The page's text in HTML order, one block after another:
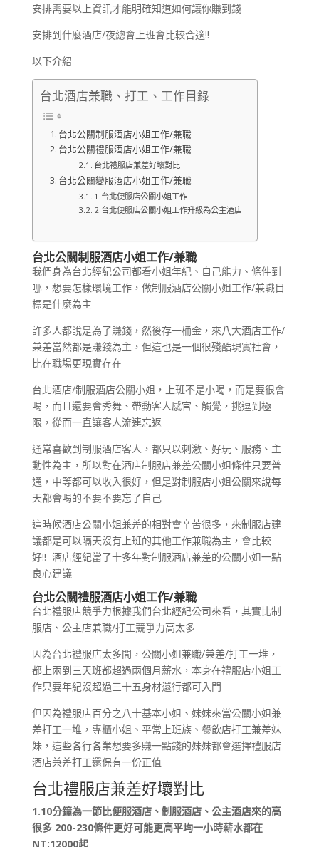
安排需要以上資訊才能明確知道如何讓你賺到錢
安排到什麼酒店/夜總會上班會比較合適!!
以下介紹
台北酒店兼職、打工、工作目錄
台北公關制服酒店小姐工作/兼職
台北公關禮服酒店小姐工作/兼職
台北禮服店兼差好壞對比
台北公關變服酒店小姐工作/兼職
1.台北便服店公關小姐工作
2.台北便服店公關小姐工作升級為公主酒店
台北公關制服酒店小姐工作/兼職
我們身為台北經紀公司都看小姐年紀、自己能力、條件到
哪，想要怎樣環境工作，做制服酒店公關小姐工作/兼職目
標是什麼為主
許多人都說是為了賺錢，然後存一桶金，來八大酒店工作/
兼差當然都是賺錢為主，但這也是一個很殘酷現實社會，
比在職場更現實存在
台北酒店/制服酒店公關小姐，上班不是小喝，而是要很會
喝，而且還要會秀舞、帶動客人感官、觸覺，挑逗到極
限，從而一直讓客人流連忘返
通常喜歡到制服酒店客人，都只以刺激、好玩、服務、主
動性為主，所以對在酒店制服店兼差公關小姐條件只要普
通，中等都可以收入很好，但是對制服店小姐公關來說每
天都會喝的不要不要忘了自己
這時候酒店公關小姐兼差的相對會辛苦很多，來制服店建
議都是可以隔天沒有上班的其他工作兼職為主，會比較
好!! 酒店經紀當了十多年對制服酒店兼差的公關小姐一點
良心建議
台北公關禮服酒店小姐工作/兼職
台北禮服店競爭力根據我們台北經紀公司來看，其實比制
服店、公主店兼職/打工競爭力高太多
因為台北禮服店太多間，公關小姐兼職/兼差/打工一堆，
都上兩到三天班都超過兩個月薪水，本身在禮服店小姐工
作只要年紀沒超過三十五身材還行都可入門
但因為禮服店百分之八十基本小姐、妹妹來當公關小姐兼
差打工一堆，專櫃小姐、平常上班族、餐飲店打工兼差妹
妹，這些各行各業想要多賺一點錢的妹妹都會選擇禮服店
酒店兼差打工還保有一份正值
台北禮服店兼差好壞對比
1.10分鐘為一節比便服酒店、制服酒店、公主酒店來的高
很多 200-230條件更好可能更高平均一小時薪水都在
NT:12000起